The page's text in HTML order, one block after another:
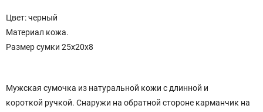
Цвет: черный
Материал кожа.
Размер сумки 25х20х8
Мужская сумочка из натуральной кожи с длинной и
короткой ручкой. Снаружи на обратной стороне карманчик на